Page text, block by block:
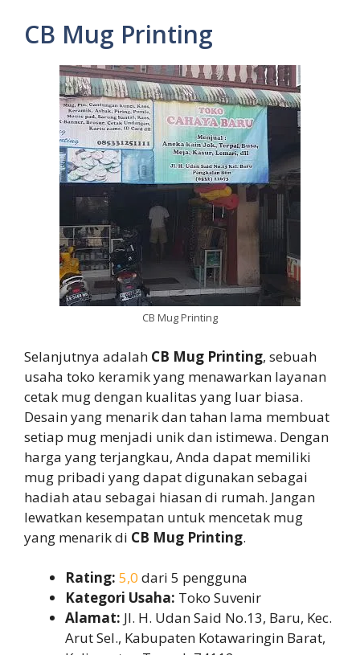
CB Mug Printing
CB Mug Printing
Selanjutnya adalah CB Mug Printing, sebuah
usaha toko keramik yang menawarkan layanan
cetak mug dengan kualitas yang luar biasa.
Desain yang menarik dan tahan lama membuat
setiap mug menjadi unik dan istimewa. Dengan
harga yang terjangkau, Anda dapat memiliki
mug pribadi yang dapat digunakan sebagai
hadiah atau sebagai hiasan di rumah. Jangan
lewatkan kesempatan untuk mencetak mug
yang menarik di CB Mug Printing.
Rating: 5,0 dari 5 pengguna
Kategori Usaha: Toko Suvenir
Alamat: Jl. H. Udan Said No.13, Baru, Kec.
Arut Sel., Kabupaten Kotawaringin Barat,